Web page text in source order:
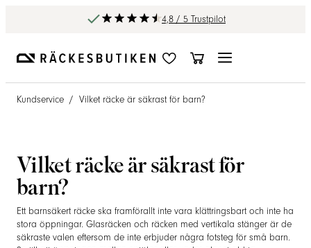
4,8 / 5 Trustpilot
Kundservice / Vilket räcke är säkrast för barn?
Vilket räcke är säkrast för
barn?
Ett barnsäkert räcke ska framförallt inte vara klättringsbart och inte ha
stora öppningar. Glasräcken och räcken med vertikala stänger är de
säkraste valen eftersom de inte erbjuder några fotsteg för små barn.